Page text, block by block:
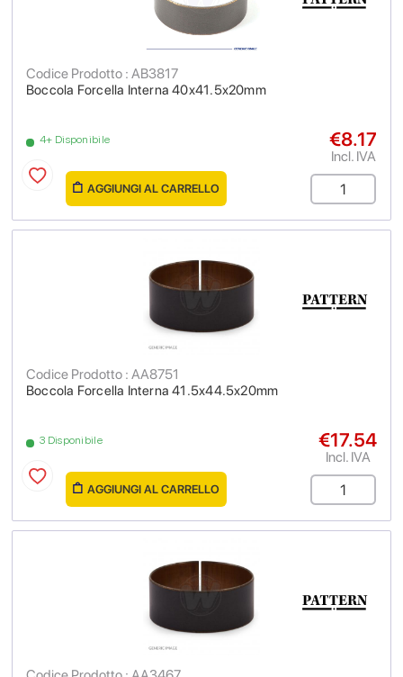
Boccola Forcella Interna 40x41.5x20mm
Codice Prodotto : AB3817
4+ Disponibile €8.17
Incl. IVA
AGGIUNGI AL CARRELLO
Boccola Forcella Interna 41.5x44.5x20mm
Codice Prodotto : AA8751
3 Disponibile €17.54
Incl. IVA
AGGIUNGI AL CARRELLO